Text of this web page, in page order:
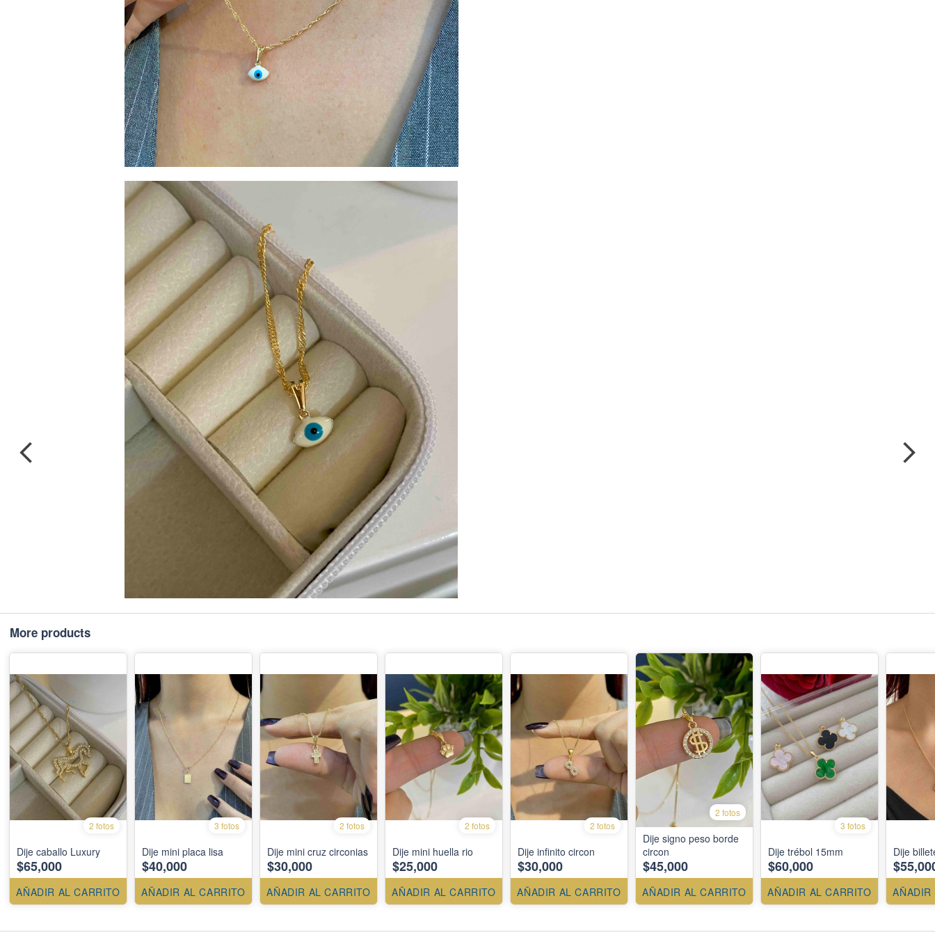
More products
2 fotos
Dije caballo Luxury
$65,000
AÑADIR AL CARRITO
3 fotos
Dije mini placa lisa
$40,000
AÑADIR AL CARRITO
2 fotos
Dije mini cruz circonias
$30,000
AÑADIR AL CARRITO
2 fotos
Dije mini huella rio
$25,000
AÑADIR AL CARRITO
2 fotos
Dije infinito circon
$30,000
AÑADIR AL CARRITO
2 fotos
Dije signo peso borde
circon
$45,000
AÑADIR AL CARRITO
3 fotos
Dije trébol 15mm
$60,000
AÑADIR AL CARRITO
Dije
AÑADIR